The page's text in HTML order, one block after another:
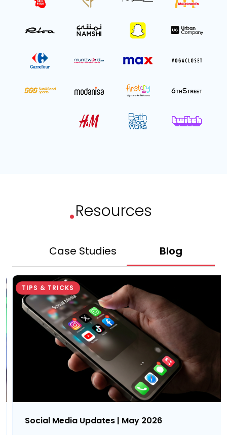
Resources
.
Blog
Case Studies
TIPS & TRICKS
Social Media Updates | May 2026